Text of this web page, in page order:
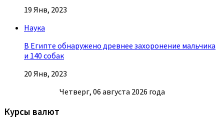
19 Янв, 2023
Наука
В Египте обнаружено древнее захоронение мальчика
и 140 собак
20 Янв, 2023
Четверг, 06 августа 2026 года
Курсы валют